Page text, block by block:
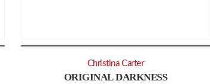
ORIGINAL DARKNESS
Christina Carter